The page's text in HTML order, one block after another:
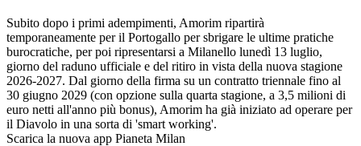
Subito dopo i primi adempimenti, Amorim ripartirà
temporaneamente per il Portogallo per sbrigare le ultime pratiche
burocratiche, per poi ripresentarsi a Milanello lunedì 13 luglio,
giorno del raduno ufficiale e del ritiro in vista della nuova stagione
2026-2027. Dal giorno della firma su un contratto triennale fino al
30 giugno 2029 (con opzione sulla quarta stagione, a 3,5 milioni di
euro netti all'anno più bonus), Amorim ha già iniziato ad operare per
il Diavolo in una sorta di 'smart working'.
Scarica la nuova app Pianeta Milan